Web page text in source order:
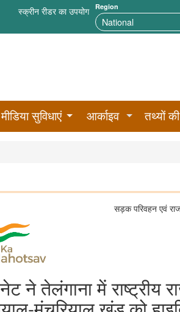
स्क्रीन रीडर का उपयोग Region
मीडिया सुविधाएं आर्काइव तथ्यों